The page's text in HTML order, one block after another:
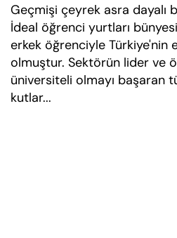
Geçmişi çeyrek asra dayalı
İdeal öğrenci yurtları
erkek öğrenciyle Türkiye'nin
olmuştur. Sektörün lider ve
üniversiteli olmayı başaran
kutlar...